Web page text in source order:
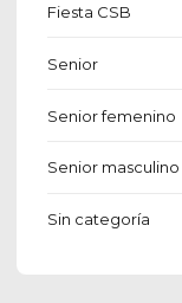
Fiesta CSB
Senior
Senior femenino
Senior masculino
Sin categoría